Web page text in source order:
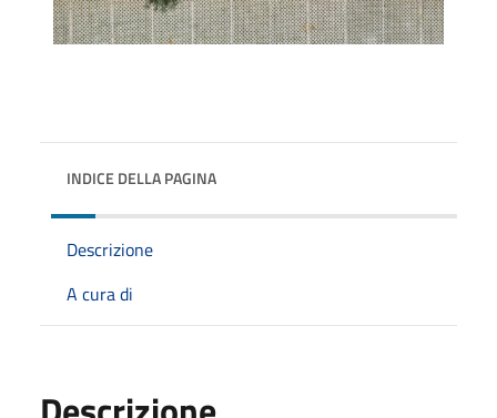
INDICE DELLA PAGINA
Descrizione
A cura di